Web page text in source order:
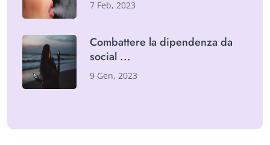
7 Feb, 2023
Combattere la dipendenza da
social
9 Gen, 2023